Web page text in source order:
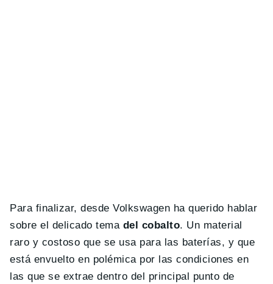
Para finalizar, desde Volkswagen ha querido hablar
sobre el delicado tema del cobalto. Un material
raro y costoso que se usa para las baterías, y que
está envuelto en polémica por las condiciones en
las que se extrae dentro del principal punto de